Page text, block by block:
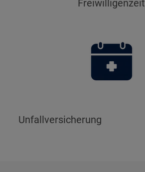
Freiwilligenzeit
Unfallversicherung